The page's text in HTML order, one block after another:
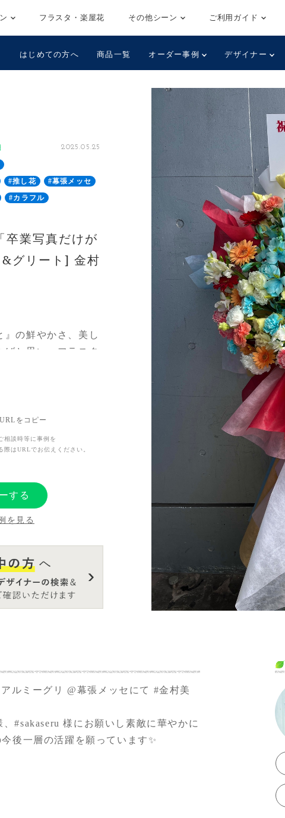
フラスタ・楽屋花 その他シーン ご利用ガイド
はじめての方へ 商品一覧 オーダー事例 デザイナー
2025.05.25
#推し花
#幕張メッセ
#カラフル
業写真だけが
グリート] 金村
』の鮮やかさ、美し
ばと思い、フラスタ
とイエローを、そ
花材とラッピング
っています。これ
をコピー
相談時等に事例を
際はURLでお伝えください。
する
を見る
ルミーグリ @幕張メッセにて #金村美
、#sakaseru 様にお願いし素敵に華やかに
今後一層の活躍を願っています✨